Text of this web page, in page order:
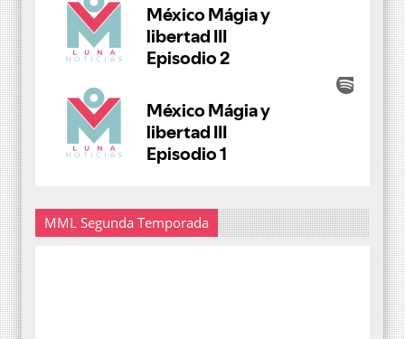
MML Segunda Temporada